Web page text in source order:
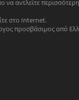
να αντλείτε
στο Internet.
προσβάσιμος από